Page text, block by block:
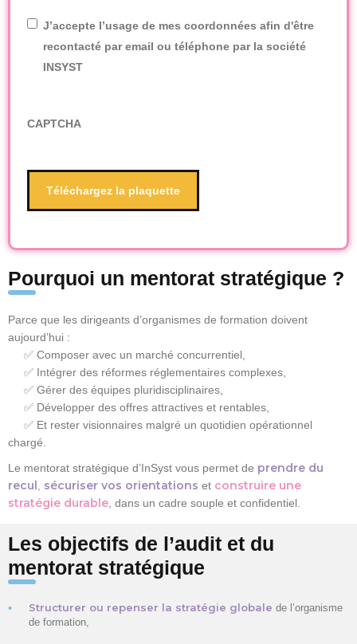
J’accepte l’usage de mes coordonnées afin d'être
recontacté par email ou téléphone par la société
INSYST
CAPTCHA
Pourquoi un mentorat stratégique ?
Parce que les dirigeants d’organismes de formation doivent
aujourd’hui :
✅ Composer avec un marché concurrentiel,
✅ Intégrer des réformes réglementaires complexes,
✅ Gérer des équipes pluridisciplinaires,
✅ Développer des offres attractives et rentables,
✅ Et rester visionnaires malgré un quotidien opérationnel
chargé.
Le mentorat stratégique d’InSyst vous permet de prendre du
recul sécuriser vos orientations et construire une
stratégie durable , dans un cadre souple et confidentiel.
Les objectifs de l’audit et du
mentorat stratégique
Structurer ou repenser la stratégie globale de l’organisme
de formation,